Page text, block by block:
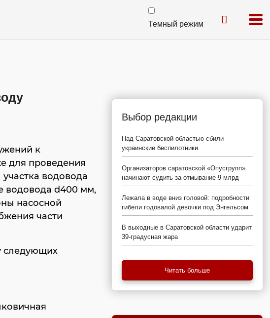
Темный режим
к
для проведения
водовода
водовода d400 мм,
насосной
части
следующих
Выбор редакции
Над Саратовской областью сбили
украинские беспилотники
Организаторов саратовской «Опусгрупп»
начинают судить за отмывание 9 млрд
Лежала в воде вниз головой: подробности
гибели годовалой девочки под Энгельсом
В выходные в Саратовской области ударит
39-градусная жара
Читать больше